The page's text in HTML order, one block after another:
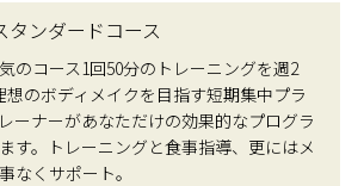
タンダードコース
のコース1回50分のトレーニングを週2
想のボディメイクを目指す短期集中プラ
ーナーがあなただけの効果的なプログラ
す。トレーニングと食事指導、更にはメ
なくサポート。